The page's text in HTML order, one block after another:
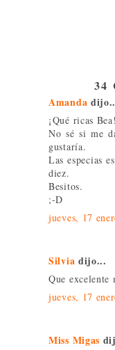
34
Amanda
¡Qué ricas Bea!
No sé si me
gustaría.
Las especias
diez.
Besitos.
;-D
jueves, 17
Silvia dijo...
Que excelente
jueves, 17
Miss Migas